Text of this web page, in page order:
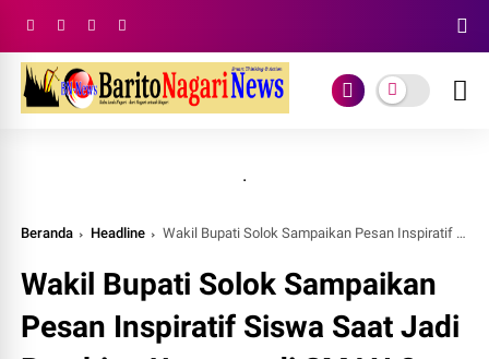
.
Beranda Headline Wakil Bupati Solok Sampaikan Pesan Inspiratif Siswa Saat Jadi Pembina Upacara di SMAN 2 Sumatera Barat 2025.
Wakil Bupati Solok Sampaikan
Pesan Inspiratif Siswa Saat Jadi